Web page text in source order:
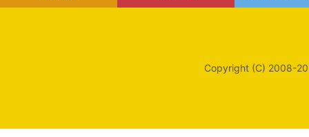
Copyright (C) 2008-